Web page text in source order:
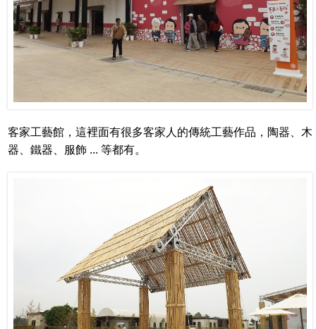
客家工藝館，這裡面有很多客家人的傳統工藝作品，陶器、木
器、鐵器、服飾 ... 等都有。